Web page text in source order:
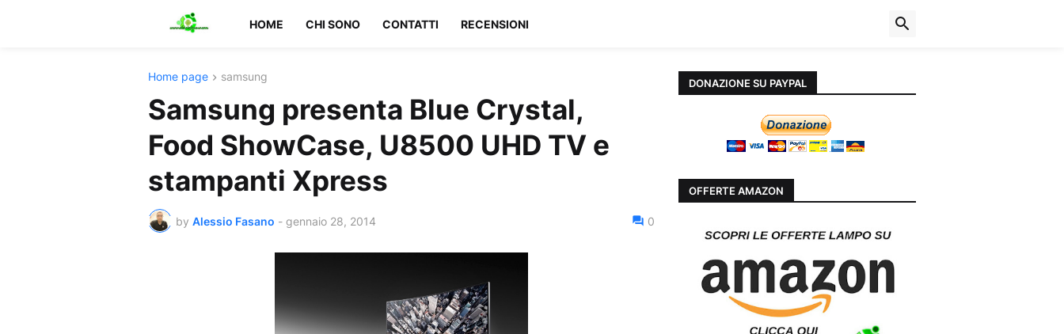
HOME CHI SONO CONTATTI RECENSIONI
Home page samsung
Samsung presenta Blue Crystal,
Food ShowCase, U8500 UHD TV e
stampanti Xpress
by Alessio Fasano - gennaio 28, 2014 0
DONAZIONE SU PAYPAL
OFFERTE AMAZON